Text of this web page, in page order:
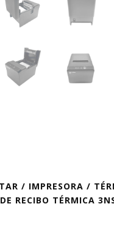
/ IMPRESORA /
RECIBO TÉRMICA